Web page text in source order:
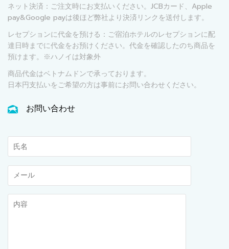
ネット決済：ご注文時にお支払いください。JCBカード、Apple
pay&Google payは後ほど弊社より決済リンクを送付します。
レセプションに代金を預ける：ご宿泊ホテルのレセプションに配
達日時までに代金をお預けください。代金を確認したのち商品を
預けます。※ハノイは対象外
商品代金はベトナムドンで承っております。
日本円支払いをご希望の方は事前にお問い合わせください。
お問い合わせ